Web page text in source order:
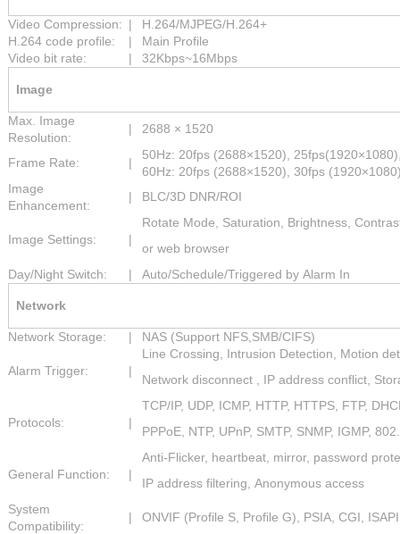
Video Compression: |
H.264/MJPEG/H.264+
H.264 code profile:
|
Main Profile
Video bit rate:
| 32Kbps~16Mbps
Image
Max. Image
Resolution:
| 2688 × 1520
Frame Rate: |
50Hz: 20fps (2688×1520),
60Hz: 20fps (2688×1520), 30fps
Image
Enhancement:
| BLC/3D DNR/ROI
Image Settings: |
Rotate Mode, Saturation, Brightness,
or web browser
Day/Night Switch:
| Auto/Schedule/Triggered by Alarm In
Network
Network Storage: | NAS (Support NFS,SMB/CIFS)
Alarm Trigger: |
Line Crossing, Intrusion Detection, Motion
Network disconnect , IP address conflict,
Protocols: |
TCP/IP, UDP, ICMP, HTTP, HTTPS, FTP,
PPPoE, NTP, UPnP, SMTP, SNMP, IGMP,
General Function: |
Anti-Flicker, heartbeat, mirror, password
IP address filtering, Anonymous access
System
Compatibility:
| ONVIF (Profile S, Profile G), PSIA, CGI, ISAPI